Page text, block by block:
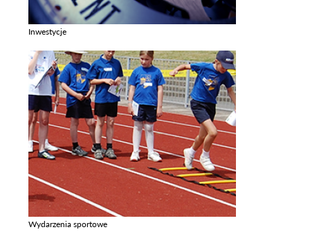
Inwestycje
Wydarzenia sportowe